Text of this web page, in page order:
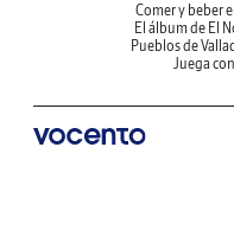
Comer y beber
El álbum de El
Pueblos de
Juega